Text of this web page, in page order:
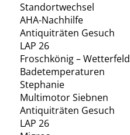
Standortwechsel
AHA-Nachhilfe
Antiquiträten Gesuch
LAP 26
Froschkönig – Wetterfeld
Badetemperaturen
Stephanie
Multimotor Siebnen
Antiquiträten Gesuch
LAP 26